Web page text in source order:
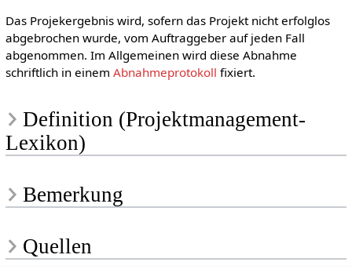
Das Projekergebnis wird, sofern das Projekt nicht erfolglos
abgebrochen wurde, vom Auftraggeber auf jeden Fall
abgenommen. Im Allgemeinen wird diese Abnahme
schriftlich in einem Abnahmeprotokoll fixiert.
Definition (Projektmanagement-
Lexikon)
Bemerkung
Quellen